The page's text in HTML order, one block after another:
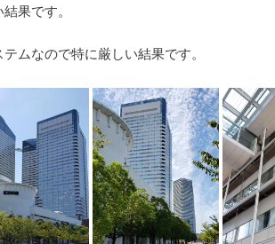
果です。
ムなので特に厳しい結果です。